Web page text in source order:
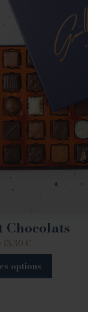
Chocolats
13.30 €
options